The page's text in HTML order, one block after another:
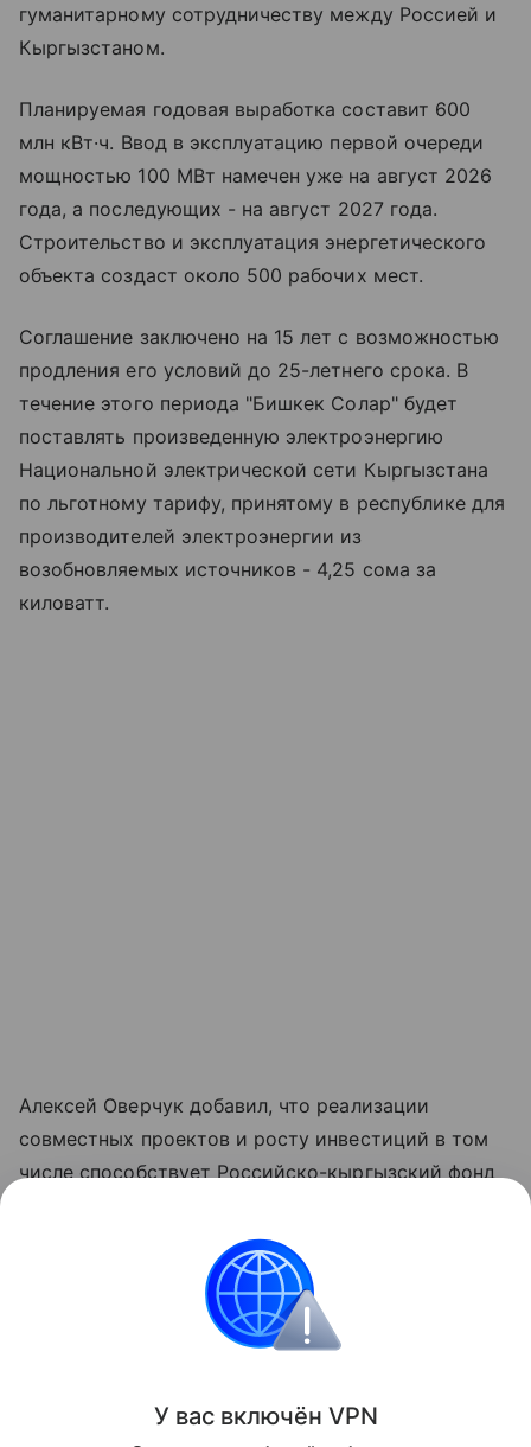
гуманитарному сотрудничеству между Россией и
Кыргызстаном.
Планируемая годовая выработка составит 600
млн кВт·ч. Ввод в эксплуатацию первой очереди
мощностью 100 МВт намечен уже на август 2026
года, а последующих - на август 2027 года.
Строительство и эксплуатация энергетического
объекта создаст около 500 рабочих мест.
Соглашение заключено на 15 лет с возможностью
продления его условий до 25-летнего срока. В
течение этого периода "Бишкек Солар" будет
поставлять произведенную электроэнергию
Национальной электрической сети Кыргызстана
по льготному тарифу, принятому в республике для
производителей электроэнергии из
возобновляемых источников - 4,25 сома за
киловатт.
Алексей Оверчук добавил, что реализации
совместных проектов и росту инвестиций в том
числе способствует Российско-кыргызский фонд
укрепления двусторонних связей.
"Реализовано около четырех тысяч проектов во
всех регионах республики", - отметил он.
Поделиться
У вас включён VPN